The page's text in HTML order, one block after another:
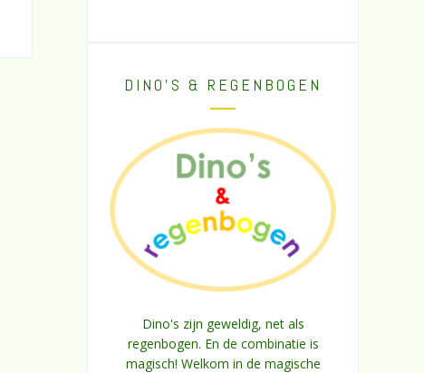
DINO’S & REGENBOGEN
Dino's zijn geweldig, net als
regenbogen. En de combinatie is
magisch! Welkom in de magische